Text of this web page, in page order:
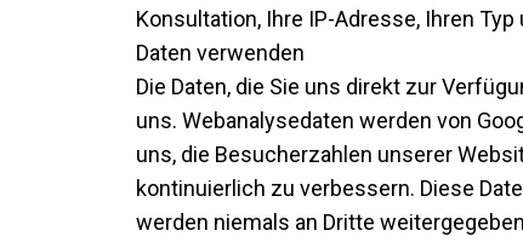
Konsultation, Ihre IP-Adresse, Ihren
Daten verwenden
Die Daten, die Sie uns direkt zur
uns. Webanalysedaten werden von
uns, die Besucherzahlen unserer
kontinuierlich zu verbessern. Diese
werden niemals an Dritte